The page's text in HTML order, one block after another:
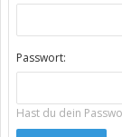
Passwort:
Hast du dein